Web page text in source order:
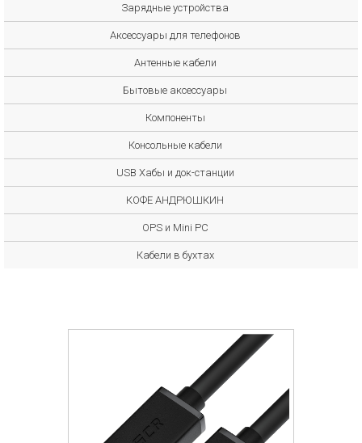
Зарядные устройства
Аксессуары для телефонов
Антенные кабели
Бытовые аксессуары
Компоненты
Консольные кабели
USB Хабы и док-станции
КОФЕ АНДРЮШКИН
OPS и Mini PC
Кабели в бухтах